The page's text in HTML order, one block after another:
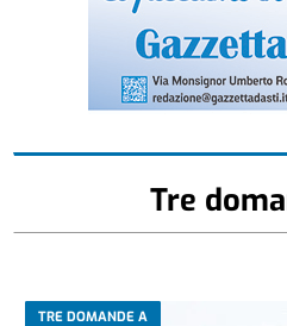
Tre
TRE DOMANDE A